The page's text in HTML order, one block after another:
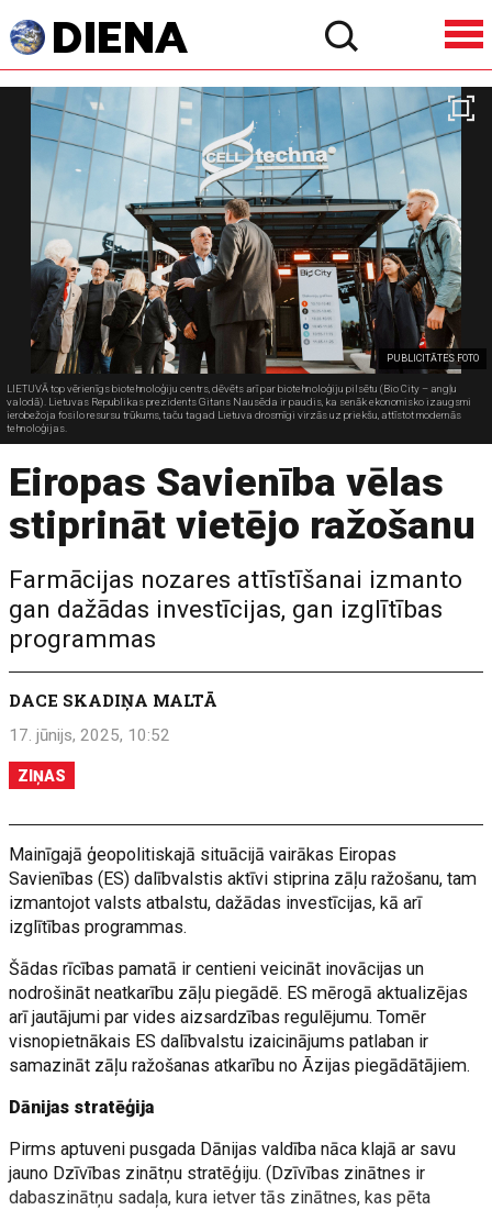
PUBLICITĀTES FOTO
LIETUVĀ top vērienīgs biotehnoloģiju centrs, dēvēts arī par biotehnoloģiju pilsētu (Bio City – angļu
valodā). Lietuvas Republikas prezidents Gitans Nausēda ir paudis, ka senāk ekonomisko izaugsmi
ierobežoja fosilo resursu trūkums, taču tagad Lietuva drosmīgi virzās uz priekšu, attīstot modernās
tehnoloģijas.
Eiropas Savienība vēlas
stiprināt vietējo ražošanu
Farmācijas nozares attīstīšanai izmanto
gan dažādas investīcijas, gan izglītības
programmas
DACE SKADIŅA MALTĀ
17. jūnijs, 2025, 10:52
ZIŅAS
Mainīgajā ģeopolitiskajā situācijā vairākas Eiropas
Savienības (ES) dalībvalstis aktīvi stiprina zāļu ražošanu, tam
izmantojot valsts atbalstu, dažādas investīcijas, kā arī
izglītības programmas.
Šādas rīcības pamatā ir centieni veicināt inovācijas un
nodrošināt neatkarību zāļu piegādē. ES mērogā aktualizējas
arī jautājumi par vides aizsardzības regulējumu. Tomēr
visnopietnākais ES dalībvalstu izaicinājums patlaban ir
samazināt zāļu ražošanas atkarību no Āzijas piegādātājiem.
Dānijas stratēģija
Pirms aptuveni pusgada Dānijas valdība nāca klajā ar savu
jauno Dzīvības zinātņu stratēģiju. (Dzīvības zinātnes ir
dabaszinātņu sadaļa, kura ietver tās zinātnes, kas pēta